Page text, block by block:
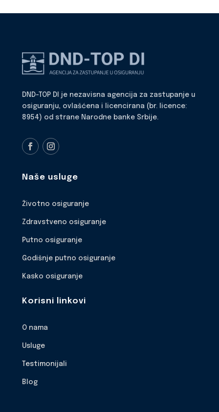
DND-TOP DI je nezavisna agencija za zastupanje u
osiguranju, ovlašćena i licencirana (br. licence:
8954) od strane Narodne banke Srbije.
Naše usluge
Životno osiguranje
Zdravstveno osiguranje
Putno osiguranje
Godišnje putno osiguranje
Kasko osiguranje
Korisni linkovi
O nama
Usluge
Testimonijali
Blog